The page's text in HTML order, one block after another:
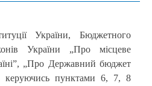
України, Бюджетного
України „Про місцеве
„Про Державний бюджет
керуючись пунктами 6, 7, 8